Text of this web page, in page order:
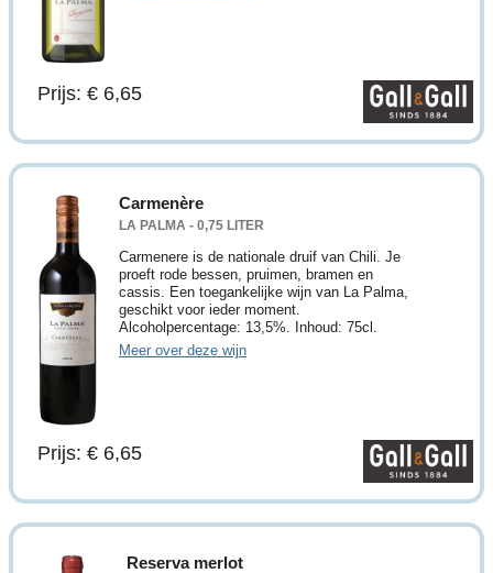
Prijs: € 6,65
Carmenère
LA PALMA - 0,75 LITER
Carmenere is de nationale druif van Chili. Je
proeft rode bessen, pruimen, bramen en
cassis. Een toegankelijke wijn van La Palma,
geschikt voor ieder moment.
Alcoholpercentage: 13,5%. Inhoud: 75cl.
Meer over deze wijn
Prijs: € 6,65
Reserva merlot